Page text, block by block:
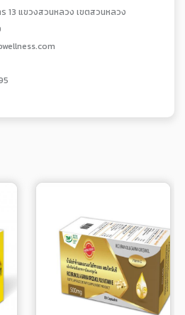
13 แขวงสวนหลวง เขตสวนหลวง